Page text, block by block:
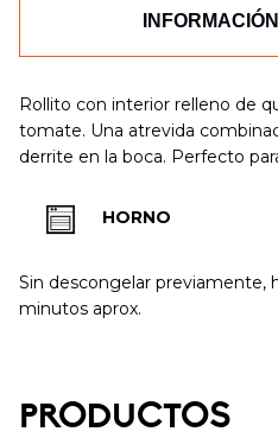
Rollito con interior relleno de
tomate. Una atrevida
derrite en la boca. Perfecto
HORNO
Sin descongelar previamente,
minutos aprox.
PRODUCTOS